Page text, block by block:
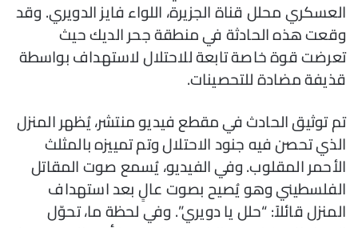
العسكري محلل قناة الجزيرة، اللواء فايز الدويري. وقد
وقعت هذه الحادثة في منطقة جحر الديك حيث
تعرضت قوة خاصة تابعة للاحتلال لاستهداف بواسطة
قذيفة مضادة للتحصينات.
تم توثيق الحادث في مقطع فيديو منتشر، يُظهر المنزل
الذي تحصن فيه جنود الاحتلال وتم تمييزه بالمثلث
الأحمر المقلوب. وفي الفيديو، يُسمع صوت المقاتل
الفلسطيني وهو يُصيح بصوت عالٍ بعد استهداف
المنزل قائلاً: “حلل يا دويري”. وفي لحظة ما، تحوّل